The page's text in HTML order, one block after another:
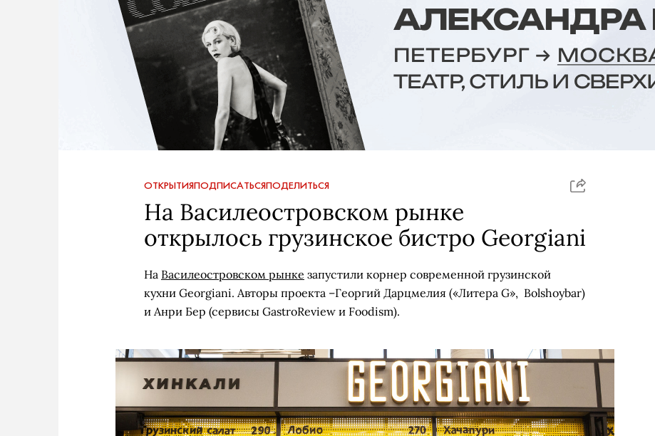
ОТКРЫТИЯПОДПИСАТЬСЯПОДЕЛИТЬСЯ
На Василеостровском рынке
открылось грузинское бистро Georgiani
На Василеостровском рынке запустили корнер современной грузинской
кухни Georgiani. Авторы проекта –Георгий Дарцмелия («Литера G», Bolshoybar)
и Анри Бер (сервисы GastroReview и Foodism).